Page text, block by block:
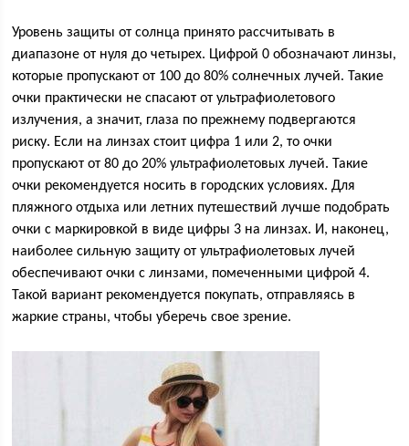
Уровень защиты от солнца принято рассчитывать в
диапазоне от нуля до четырех. Цифрой 0 обозначают линзы,
которые пропускают от 100 до 80% солнечных лучей. Такие
очки практически не спасают от ультрафиолетового
излучения, а значит, глаза по прежнему подвергаются
риску. Если на линзах стоит цифра 1 или 2, то очки
пропускают от 80 до 20% ультрафиолетовых лучей. Такие
очки рекомендуется носить в городских условиях. Для
пляжного отдыха или летних путешествий лучше подобрать
очки с маркировкой в виде цифры 3 на линзах. И, наконец,
наиболее сильную защиту от ультрафиолетовых лучей
обеспечивают очки с линзами, помеченными цифрой 4.
Такой вариант рекомендуется покупать, отправляясь в
жаркие страны, чтобы уберечь свое зрение.